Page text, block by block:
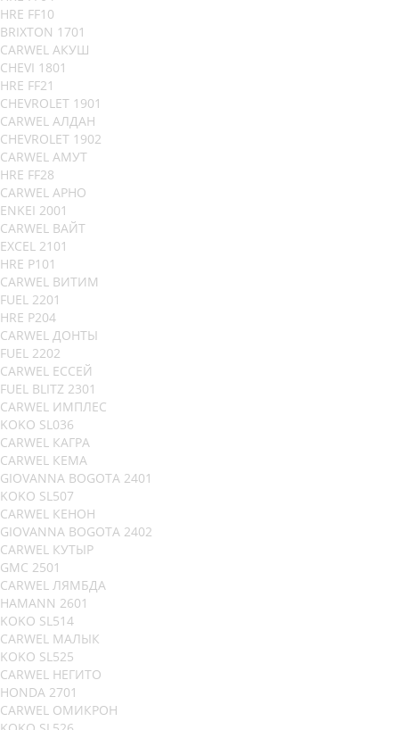
HRE FF10
BRIXTON 1701
CARWEL АКУШ
CHEVI 1801
HRE FF21
CHEVROLET 1901
CARWEL АЛДАН
CHEVROLET 1902
CARWEL АМУТ
HRE FF28
CARWEL АРНО
ENKEI 2001
CARWEL ВАЙТ
EXCEL 2101
HRE P101
CARWEL ВИТИМ
FUEL 2201
HRE P204
CARWEL ДОНТЫ
FUEL 2202
CARWEL ЕССЕЙ
FUEL BLITZ 2301
CARWEL ИМПЛЕС
KOKO SL036
CARWEL КАГРА
CARWEL КЕМА
GIOVANNA BOGOTA 2401
KOKO SL507
CARWEL КЕНОН
GIOVANNA BOGOTA 2402
CARWEL КУТЫР
GMC 2501
CARWEL ЛЯМБДА
HAMANN 2601
KOKO SL514
CARWEL МАЛЫК
KOKO SL525
CARWEL НЕГИТО
HONDA 2701
CARWEL ОМИКРОН